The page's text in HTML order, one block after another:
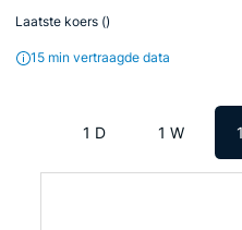
Laatste koers ()
15 min vertraagde data
1 D 1 W